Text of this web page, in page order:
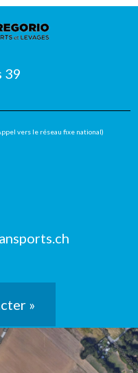
39
vers le réseau fixe national)
»